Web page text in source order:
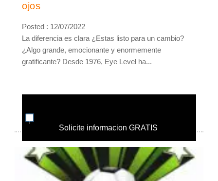
ojos
Posted : 12/07/2022
La diferencia es clara ¿Estas listo para un cambio?
¿Algo grande, emocionante y enormemente
gratificante? Desde 1976, Eye Level ha...
Solicite informacion GRATIS